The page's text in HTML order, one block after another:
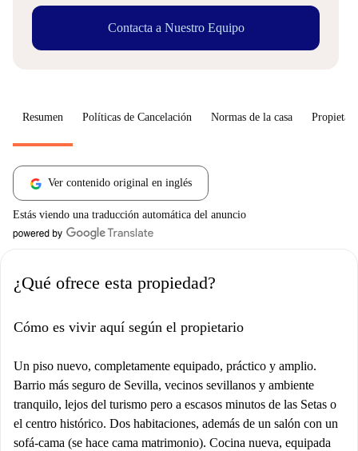
Contacta a Nuestro Equipo
Resumen Políticas de Cancelación Normas de la casa
Ver contenido original en inglés
Estás viendo una traducción automática del anuncio
¿Qué ofrece esta propiedad?
Cómo es vivir aquí según el propietario
Un piso nuevo, completamente equipado, práctico y amplio.
Barrio más seguro de Sevilla, vecinos sevillanos y ambiente
tranquilo, lejos del turismo pero a escasos minutos de las Setas o
el centro histórico. Dos habitaciones, además de un salón con un
sofá-cama (se hace cama matrimonio). Cocina nueva, equipada